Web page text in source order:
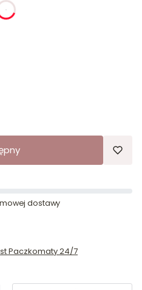
dostawy
Paczkomaty 24/7